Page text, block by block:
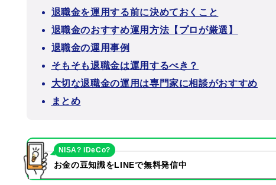
退職金を運用する前に決めておくこと
退職金のおすすめ運用方法【プロが厳選】
退職金の運用事例
そもそも退職金は運用するべき？
大切な退職金の運用は専門家に相談がおすすめ
まとめ
お金の豆知識をLINEで無料発信中
NISA? iDeCo?